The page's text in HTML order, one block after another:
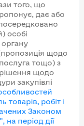
того, що
дає або
особі
щодо
тощо) з
щодо
закупівлі
товарів, робіт і
Законом
на період дії